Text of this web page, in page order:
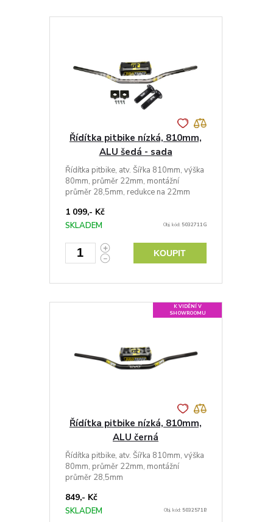
Řídítka pitbike nízká, 810mm,
ALU šedá - sada
Řídítka pitbike, atv. Šířka 810mm, výška
80mm, průměr 22mm, montážní
průměr 28,5mm, redukce na 22mm
1 099,- Kč
SKLADEM Obj. kód: 5032711G
KOUPIT
K VIDĚNÍ V
SHOWROOMU
Řídítka pitbike nízká, 810mm,
ALU černá
Řídítka pitbike, atv. Šířka 810mm, výška
80mm, průměr 22mm, montážní
průměr 28,5mm
849,- Kč
SKLADEM Obj. kód: 5032571B